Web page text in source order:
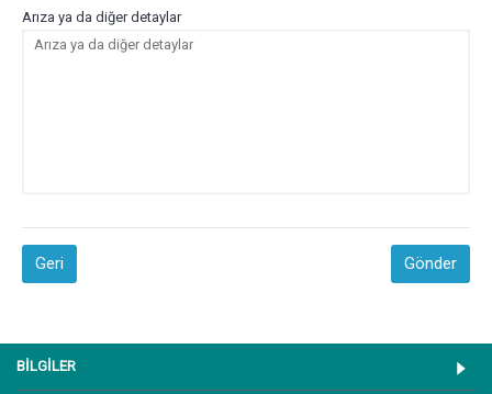
Arıza ya da diğer detaylar
Geri
BİLGİLER